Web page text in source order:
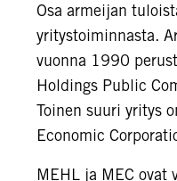
Osa armeijan
yritystoiminnasta.
vuonna 1990
Holdings Public
Toinen suuri yritys
Economic
MEHL ja MEC ovat